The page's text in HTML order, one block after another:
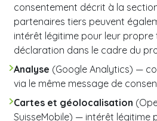
consentement décrit à la
partenaires tiers peuvent
intérêt légitime pour leur propre
déclaration dans le cadre du
Analyse (Google Analytics) —
via le même message de
Cartes et géolocalisation
SuisseMobile) — intérêt légitime